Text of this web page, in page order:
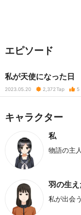
エピソード
私が天使になった日
2023.05.20 2,372Tap 5
キャラクター
私
物語の主
羽の生
私が出会